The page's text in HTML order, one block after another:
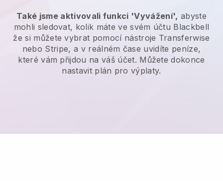
Také jsme aktivovali funkci 'Vyvážení', abyste
mohli sledovat, kolik máte ve svém účtu Blackbell
že si můžete vybrat pomocí nástroje Transferwise
nebo Stripe, a v reálném čase uvidíte peníze,
které vám přijdou na váš účet. Můžete dokonce
nastavit plán pro výplaty.